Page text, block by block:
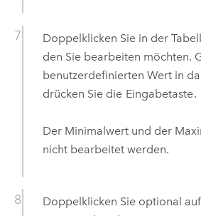
Doppelklicken Sie in der
den Sie bearbeiten möchten.
benutzerdefinierten Wert in
drücken Sie die Eingabetaste.
Der Minimalwert und der
nicht bearbeitet werden.
Doppelklicken Sie optional